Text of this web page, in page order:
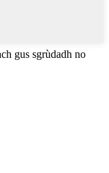
gus sgrùdadh no